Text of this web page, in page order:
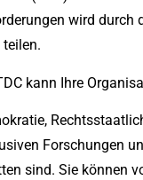
wird durch
kann Ihre
Forschungen
sind. Sie können